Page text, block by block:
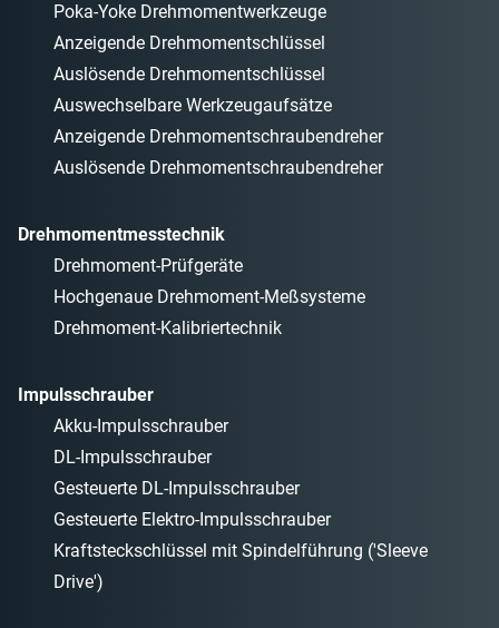
Poka-Yoke Drehmomentwerkzeuge
Anzeigende Drehmomentschlüssel
Auslösende Drehmomentschlüssel
Auswechselbare Werkzeugaufsätze
Anzeigende Drehmomentschraubendreher
Auslösende Drehmomentschraubendreher
Drehmomentmesstechnik
Drehmoment-Prüfgeräte
Hochgenaue Drehmoment-Meßsysteme
Drehmoment-Kalibriertechnik
Impulsschrauber
Akku-Impulsschrauber
DL-Impulsschrauber
Gesteuerte DL-Impulsschrauber
Gesteuerte Elektro-Impulsschrauber
Kraftsteckschlüssel mit Spindelführung ('Sleeve
Drive')